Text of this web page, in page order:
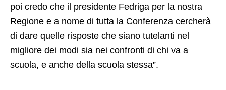
poi credo che il presidente Fedriga per la nostra
Regione e a nome di tutta la Conferenza cercherà
di dare quelle risposte che siano tutelanti nel
migliore dei modi sia nei confronti di chi va a
scuola, e anche della scuola stessa”.